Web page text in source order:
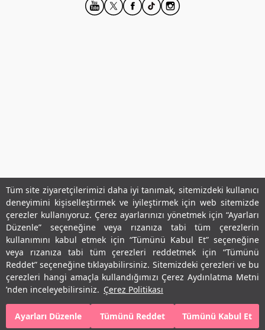
Tüm site ziyaretçilerimizi daha iyi tanımak, sitemizdeki kullanıcı
deneyimini kişiselleştirmek ve iyileştirmek için web sitemizde
çerezler kullanıyoruz. Çerez ayarlarınızı yönetmek için “Ayarları
Düzenle” seçeneğine veya rızanıza tabi tüm çerezlerin
kullanımını kabul etmek için “Tümünü Kabul Et” seçeneğine
veya rızanıza tabi tüm çerezleri reddetmek için “Tümünü
Reddet” seçeneğine tıklayabilirsiniz. Sitemizdeki çerezleri ve bu
çerezleri hangi amaçla kullandığımızı Çerez Aydınlatma Metni
’nden inceleyebilirsiniz. Çerez Politikası
Ayarları Düzenle Tümünü Reddet Tümünü Kabul Et
Kurumsal
Hesabım
Önemli Bağlantılar
Adres & İletişim